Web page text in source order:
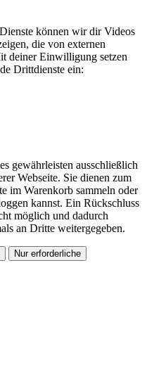
können wir dir Videos
die von externen
deiner Einwilligung setzen
Drittdienste ein:
gewährleisten ausschließlich
Webseite. Sie dienen zum
im Warenkorb sammeln oder
kannst. Ein Rückschluss
möglich und dadurch
an Dritte weitergegeben.
Nur erforderliche